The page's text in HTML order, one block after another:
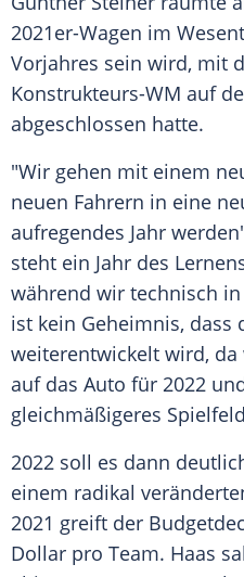
2021er-Wagen im
Vorjahres sein wird, mit
Konstrukteurs-WM auf
abgeschlossen hatte.
"Wir gehen mit einem
neuen Fahrern in eine
aufregendes Jahr
steht ein Jahr des
während wir technisch
ist kein Geheimnis, dass
weiterentwickelt wird,
auf das Auto für 2022
gleichmäßigeres
2022 soll es dann
einem radikal
2021 greift der
Dollar pro Team. Haas